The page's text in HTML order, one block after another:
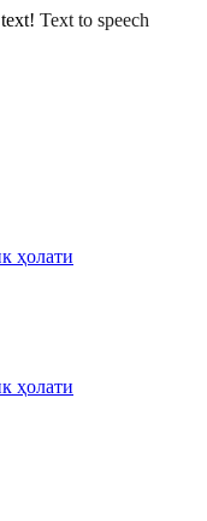
Text to speech
ҳолати
ҳолати